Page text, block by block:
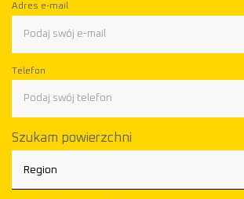
Adres e-mail
Telefon
Szukam powierzchni
Region